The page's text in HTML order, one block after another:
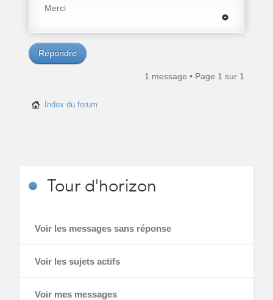
Merci
Répondre
1 message • Page 1 sur 1
Index du forum
Tourd'horizon
Voir les messages sans réponse
Voir les sujets actifs
Voir mes messages